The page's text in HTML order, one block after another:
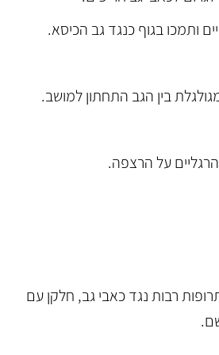
ותמכו בגוף כנגד גב הכיסא.
בין הגב התחתון למושב.
על הרצפה.
רבות נגד כאבי גב, חלקן עם